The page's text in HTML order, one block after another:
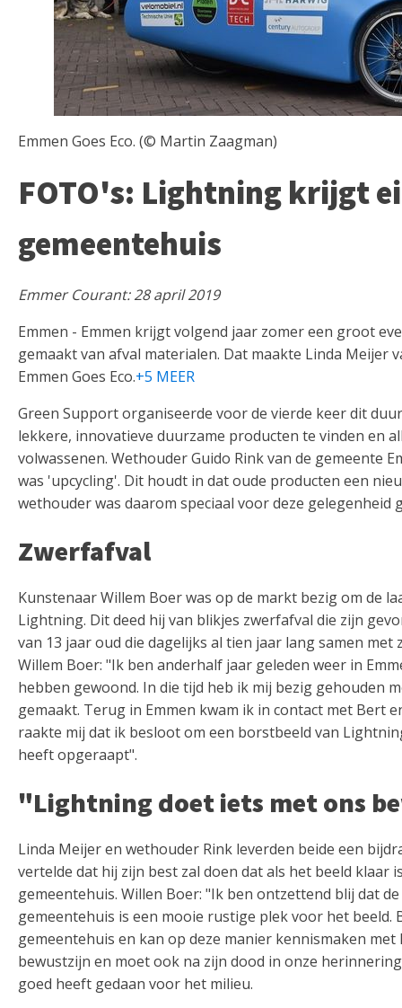
Emmen Goes Eco. (© Martin Zaagman)
FOTO's: Lightning krijgt
gemeentehuis
Emmer Courant: 28 april 2019
Emmen - Emmen krijgt volgend jaar zomer een groot
gemaakt van afval materialen. Dat maakte Linda Meijer
Emmen Goes Eco.+5 MEER
Green Support organiseerde voor de vierde keer dit
lekkere, innovatieve duurzame producten te vinden en
volwassenen. Wethouder Guido Rink van de gemeente
was 'upcycling'. Dit houdt in dat oude producten een
wethouder was daarom speciaal voor deze gelegenheid
Zwerfafval
Kunstenaar Willem Boer was op de markt bezig om de
Lightning. Dit deed hij van blikjes zwerfafval die zijn
van 13 jaar oud die dagelijks al tien jaar lang samen
Willem Boer: "Ik ben anderhalf jaar geleden weer in
hebben gewoond. In die tijd heb ik mij bezig gehouden
gemaakt. Terug in Emmen kwam ik in contact met Bert
raakte mij dat ik besloot om een borstbeeld van
heeft opgeraapt".
"Lightning doet iets met ons
Linda Meijer en wethouder Rink leverden beide een
vertelde dat hij zijn best zal doen dat als het beeld klaar
gemeentehuis. Willen Boer: "Ik ben ontzettend blij dat
gemeentehuis is een mooie rustige plek voor het
gemeentehuis en kan op deze manier kennismaken
bewustzijn en moet ook na zijn dood in onze
goed heeft gedaan voor het milieu.